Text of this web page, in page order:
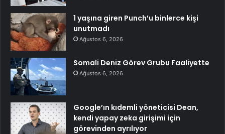
1 yaşına giren Punch’u binlerce kişi
unutmadı
Ağustos 6, 2026
Somali Deniz Görev Grubu Faaliyette
Ağustos 6, 2026
Google’ın kıdemli yöneticisi Dean,
kendi yapay zeka girişimi için
görevinden ayrılıyor